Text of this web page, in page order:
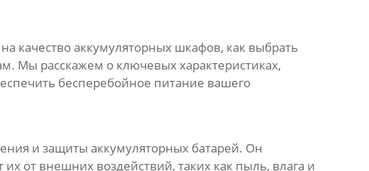
качество аккумуляторных шкафов, как выбрать
Мы расскажем о ключевых характеристиках,
бесперебойное питание вашего
и защиты аккумуляторных батарей. Он
от внешних воздействий, таких как пыль, влага и